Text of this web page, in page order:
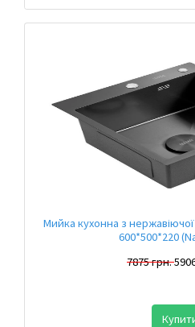
Мийка кухонна з нержавіючої
600*500*220
7875 грн.